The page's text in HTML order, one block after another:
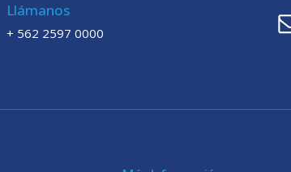
Llámanos
+ 562 2597 0000